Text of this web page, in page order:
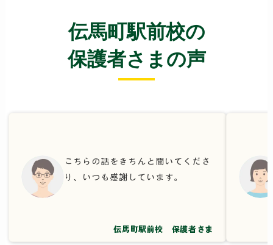
伝馬町駅前校の
保護者さまの声
こちらの話をきちんと聞いてくださ
り、いつも感謝しています。
伝馬町駅前校 保護者さま